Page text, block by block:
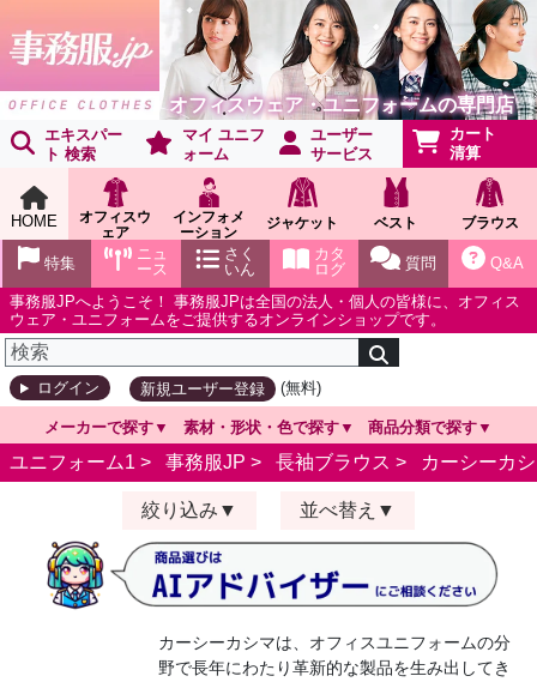
オフィスウェア・ユニフォームの専門店
エキスパー
ト 検索
マイ ユニフ
ォーム
ユーザー
サービス
カート
清算
HOME
オフィスウ
ェア
インフォメ
ーション
ショールー
ム
ジャケット ベスト ブラウス
Q&A
質問
カタ
ログ
さく
いん
ニュ
ース
特集
事務服JPへようこそ！ 事務服JPは全国の法人・個人の皆様に、オフィス
ウェア・ユニフォームをご提供するオンラインショップです。
ログイン 新規ユーザー登録 (無料)
メーカーで探す 素材・形状・色で探す 商品分類で探す
ユニフォーム1 > 事務服JP > 長袖ブラウス > カーシーカ
絞り込み 並べ替え
カーシーカシマは、オフィスユニフォームの分
野で長年にわたり革新的な製品を生み出してき